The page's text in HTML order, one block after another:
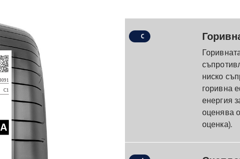
C
ниско
горивна
енергия
оценява
оценка).